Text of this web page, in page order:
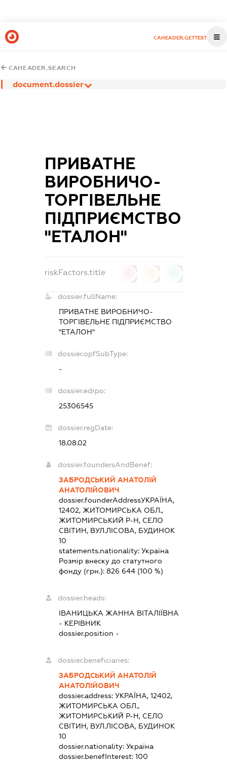
CAHEADER.GETTEST
CAHEADER.SEARCH
document.dossier
ПРИВАТНЕ
ВИРОБНИЧО-
ТОРГІВЕЛЬНЕ
ПІДПРИЄМСТВО
"ЕТАЛОН"
riskFactors.title
dossier.fullName:
ПРИВАТНЕ ВИРОБНИЧО-
ТОРГІВЕЛЬНЕ ПІДПРИЄМСТВО
"ЕТАЛОН"
dossier.opfSubType:
-
dossier.edrpo:
25306545
dossier.regDate:
18.08.02
dossier.foundersAndBenef:
ЗАБРОДСЬКИЙ АНАТОЛІЙ
АНАТОЛІЙОВИЧ
dossier.founderAddressУКРАЇНА,
12402, ЖИТОМИРСЬКА ОБЛ.,
ЖИТОМИРСЬКИЙ Р-Н, СЕЛО
СВІТИН, ВУЛ.ЛІСОВА, БУДИНОК
10
statements.nationality: Україна
Розмір внеску до статутного
фонду (грн.): 826 644(100 %)
dossier.heads:
ІВАНИЦЬКА ЖАННА ВІТАЛІЇВНА
- КЕРІВНИК
dossier.position -
dossier.beneficiaries:
ЗАБРОДСЬКИЙ АНАТОЛІЙ
АНАТОЛІЙОВИЧ
dossier.address: УКРАЇНА, 12402,
ЖИТОМИРСЬКА ОБЛ.,
ЖИТОМИРСЬКИЙ Р-Н, СЕЛО
СВІТИН, ВУЛ.ЛІСОВА, БУДИНОК
10
dossier.nationality: Україна
dossier.benefInterest: 100